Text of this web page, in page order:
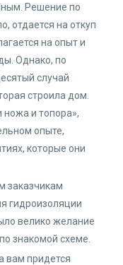
Решение по
отдается на откуп
на опыт и
Однако, по
случай
строила дом.
ножа и топора»,
опыте,
которые они
заказчикам
гидроизоляции
велико желание
знакомой схеме.
вам придется